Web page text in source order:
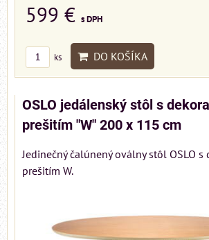
599 € s DPH
ks DO KOŠÍKA
OSLO jedálenský stôl s
prešitím "W" 200 x 115 cm
Jedinečný čalúnený oválny stôl OSLO s
prešitím W.